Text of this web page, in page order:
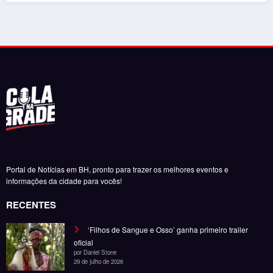
Portal de Notícias em BH, pronto para trazer os melhores eventos e
informações da cidade para vocês!
RECENTES
‘Filhos de Sangue e Osso’ ganha primeiro trailer
oficial
por Daniel Stone
29 de julho de 2026